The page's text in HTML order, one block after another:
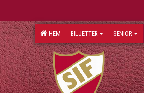
HEM BILJETTER SENIOR